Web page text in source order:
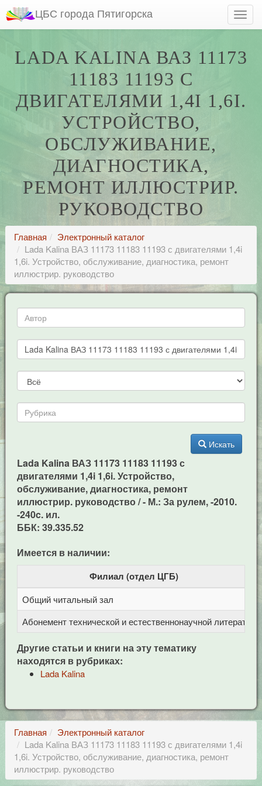
ЦБС города Пятигорска
LADA KALINA ВАЗ 11173
11183 11193 С
ДВИГАТЕЛЯМИ 1,4I 1,6I.
УСТРОЙСТВО,
ОБСЛУЖИВАНИЕ,
ДИАГНОСТИКА,
РЕМОНТ ИЛЛЮСТРИР.
РУКОВОДСТВО
Главная
Электронный каталог
Lada Kalina ВАЗ 11173 11183 11193 с двигателями 1,4i
1,6i. Устройство, обслуживание, диагностика, ремонт
иллюстрир. руководство
Искать
Lada Kalina ВАЗ 11173 11183 11193 с
двигателями 1,4i 1,6i. Устройство,
обслуживание, диагностика, ремонт
иллюстрир. руководство / - М.: За рулем, -2010.
-240c. ил.
ББК: 39.335.52
Имеется в наличии:
Филиал (отдел ЦГБ)
Общий читальный зал
Абонемент технической и естественнонаучной литерат
Другие статьи и книги на эту тематику
находятся в рубриках:
Lada Kalina
Главная
Электронный каталог
Lada Kalina ВАЗ 11173 11183 11193 с двигателями 1,4i
1,6i. Устройство, обслуживание, диагностика, ремонт
иллюстрир. руководство